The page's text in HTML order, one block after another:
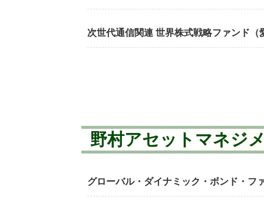
次世代通信関連 世界株式戦略ファンド（
野村アセットマネジ
グローバル・ダイナミック・ボンド・フ